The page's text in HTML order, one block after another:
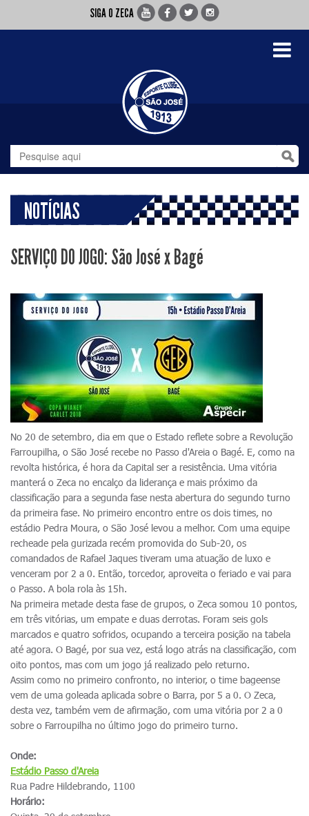
SIGA O ZECA
Toggle
NOTÍCIAS
SERVIÇO DO JOGO: São José x Bagé
No 20 de setembro, dia em que o Estado reflete sobre a Revolução
Farroupilha, o São José recebe no Passo d'Areia o Bagé. E, como na
revolta histórica, é hora da Capital ser a resistência. Uma vitória
manterá o Zeca no encalço da liderança e mais próximo da
classificação para a segunda fase nesta abertura do segundo turno
da primeira fase. No primeiro encontro entre os dois times, no
estádio Pedra Moura, o São José levou a melhor. Com uma equipe
recheade pela gurizada recém promovida do Sub-20, os
comandados de Rafael Jaques tiveram uma atuação de luxo e
venceram por 2 a 0. Então, torcedor, aproveita o feriado e vai para
o Passo. A bola rola às 15h.
Na primeira metade desta fase de grupos, o Zeca somou 10 pontos,
em três vitórias, um empate e duas derrotas. Foram seis gols
marcados e quatro sofridos, ocupando a terceira posição na tabela
até agora. O Bagé, por sua vez, está logo atrás na classificação, com
oito pontos, mas com um jogo já realizado pelo returno.
Assim como no primeiro confronto, no interior, o time bageense
vem de uma goleada aplicada sobre o Barra, por 5 a 0. O Zeca,
desta vez, também vem de afirmação, com uma vitória por 2 a 0
sobre o Farroupilha no último jogo do primeiro turno.
Onde:
Estádio Passo d'Areia
Rua Padre Hildebrando, 1100
Horário: